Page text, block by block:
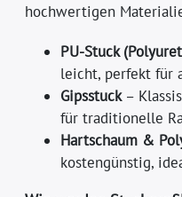
hochwertigen
PU-Stuck
leicht, perfekt für
Gipsstuck–
für traditionelle
Hartschaum &
kostengünstig,